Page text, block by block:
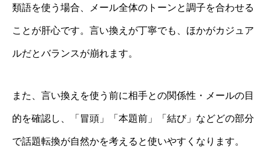
類語を使う場合、メール全体のトーンと調子を合わせる
ことが肝心です。言い換えが丁寧でも、ほかがカジュア
ルだとバランスが崩れます。
また、言い換えを使う前に相手との関係性・メールの目
的を確認し、「冒頭」「本題前」「結び」などどの部分
で話題転換が自然かを考えると使いやすくなります。